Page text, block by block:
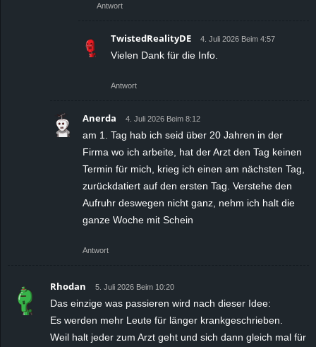
Antwort
TwistedRealityDE 4. Juli 2026 Beim 4:57
Vielen Dank für die Info.
Antwort
Anerda 4. Juli 2026 Beim 8:12
am 1. Tag hab ich seid über 20 Jahren in der
Firma wo ich arbeite, hat der Arzt den Tag keinen
Termin für mich, krieg ich einen am nächsten Tag,
zurückdatiert auf den ersten Tag. Verstehe den
Aufruhr deswegen nicht ganz, nehm ich halt die
ganze Woche mit Schein
Antwort
Rhodan 5. Juli 2026 Beim 10:20
Das einzige was passieren wird nach dieser Idee:
Es werden mehr Leute für länger krankgeschrieben.
Weil halt jeder zum Arzt geht und sich dann gleich mal für